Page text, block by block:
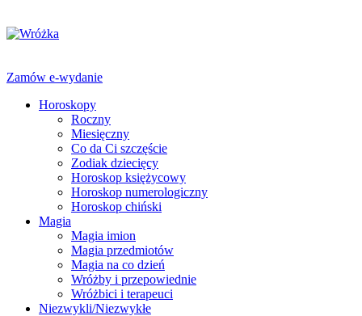
Zamów e-wydanie
Horoskopy
Roczny
Miesięczny
Co da Ci szczęście
Zodiak dziecięcy
Horoskop księżycowy
Horoskop numerologiczny
Horoskop chiński
Magia
Magia imion
Magia przedmiotów
Magia na co dzień
Wróżby i przepowiednie
Wróżbici i terapeuci
Niezwykli/Niezwykłe